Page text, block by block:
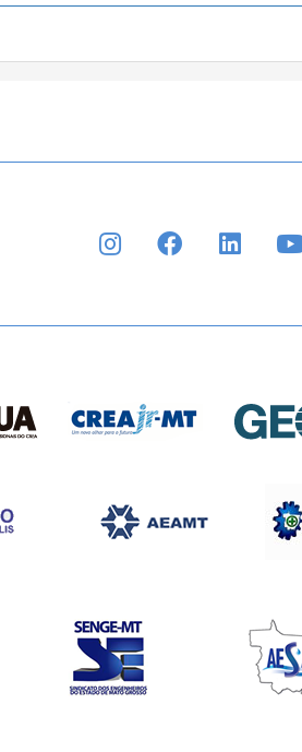
INSTAGRAMFACEBOOKLINKEDIN